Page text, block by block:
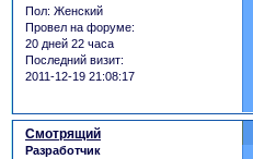
Пол: Женский
Провел на форуме:
20 дней 22 часа
Последний визит:
2011-12-19 21:08:17
Смотрящий
Разработчик